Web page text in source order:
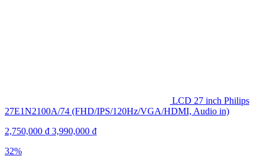
LCD 27 inch Philips
27E1N2100A/74 (FHD/IPS/120Hz/VGA/HDMI, Audio in)
2,750,000 ₫ 3,990,000 ₫
32%